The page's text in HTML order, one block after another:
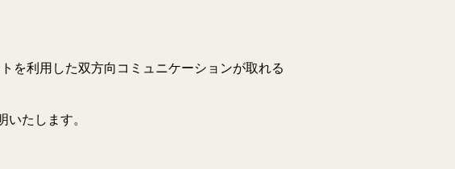
を利用した双方向コミュニケーションが取れる
たします。